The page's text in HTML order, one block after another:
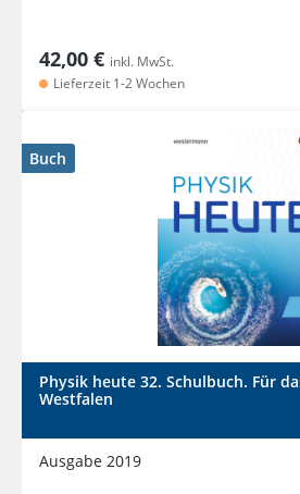
42,00 € inkl. MwSt.
Lieferzeit 1-2 Wochen
Buch
Physik heute 32. Schulbuch. Für
Westfalen
Ausgabe 2019